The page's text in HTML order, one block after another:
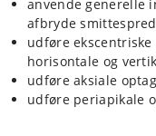
anvende generelle
afbryde
udføre
horisontale og
udføre aksiale
udføre periapikale